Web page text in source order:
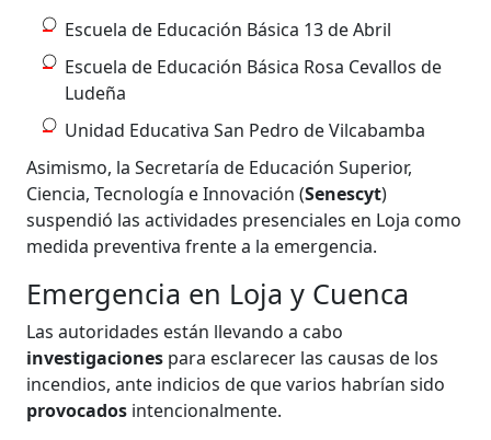
Escuela de Educación Básica 13 de Abril
Escuela de Educación Básica Rosa Cevallos de
Ludeña
Unidad Educativa San Pedro de Vilcabamba
Asimismo, la Secretaría de Educación Superior,
Ciencia, Tecnología e Innovación (Senescyt)
suspendió las actividades presenciales en Loja como
medida preventiva frente a la emergencia.
Emergencia en Loja y Cuenca
Las autoridades están llevando a cabo
investigaciones para esclarecer las causas de los
incendios, ante indicios de que varios habrían sido
provocados intencionalmente.